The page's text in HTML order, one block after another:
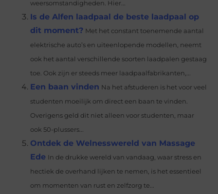
weersomstandigheden. Hier...
Is de Alfen laadpaal de beste laadpaal op
dit moment? Met het constant toenemende aantal
elektrische auto’s en uiteenlopende modellen, neemt
ook het aantal verschillende soorten laadpalen gestaag
toe. Ook zijn er steeds meer laadpaalfabrikanten,...
Een baan vinden Na het afstuderen is het voor veel
studenten moeilijk om direct een baan te vinden.
Overigens geld dit niet alleen voor studenten, maar
ook 50-plussers...
Ontdek de Welnesswereld van Massage
Ede In de drukke wereld van vandaag, waar stress en
hectiek de overhand lijken te nemen, is het essentieel
om momenten van rust en zelfzorg te...